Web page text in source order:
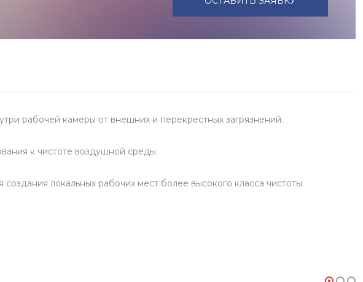
рабочей камеры от внешних и перекрестных загрязнений.
к чистоте воздушной среды.
локальных рабочих мест более высокого класса чистоты.